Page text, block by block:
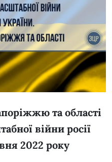
та області
війни росії
2022 року